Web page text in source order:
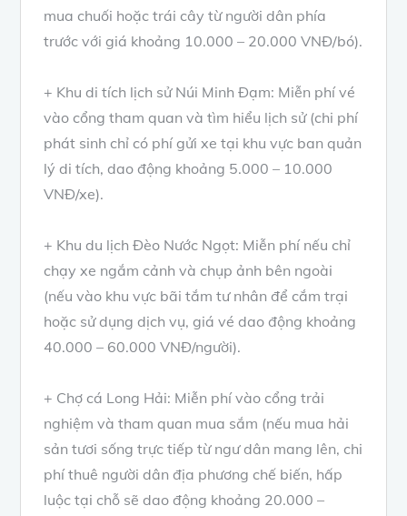
mua chuối hoặc trái cây từ người dân phía
trước với giá khoảng 10.000 – 20.000 VNĐ/bó).
+ Khu di tích lịch sử Núi Minh Đạm: Miễn phí vé
vào cổng tham quan và tìm hiểu lịch sử (chi phí
phát sinh chỉ có phí gửi xe tại khu vực ban quản
lý di tích, dao động khoảng 5.000 – 10.000
VNĐ/xe).
+ Khu du lịch Đèo Nước Ngọt: Miễn phí nếu chỉ
chạy xe ngắm cảnh và chụp ảnh bên ngoài
(nếu vào khu vực bãi tắm tư nhân để cắm trại
hoặc sử dụng dịch vụ, giá vé dao động khoảng
40.000 – 60.000 VNĐ/người).
+ Chợ cá Long Hải: Miễn phí vào cổng trải
nghiệm và tham quan mua sắm (nếu mua hải
sản tươi sống trực tiếp từ ngư dân mang lên, chi
phí thuê người dân địa phương chế biến, hấp
luộc tại chỗ sẽ dao động khoảng 20.000 –